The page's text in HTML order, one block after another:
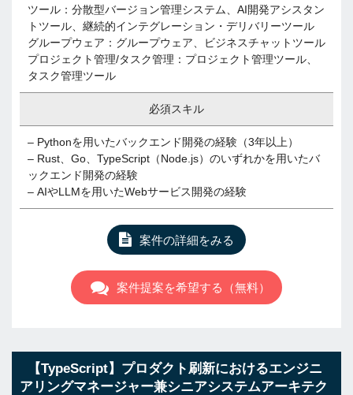
ツール：分散型バージョン管理システム、AI開発アシスタン
トツール、継続的インテグレーション・デリバリーツール
グループウェア：グループウェア、ビジネスチャットツール
プロジェクト管理/タスク管理：プロジェクト管理ツール、
タスク管理ツール
必須スキル
– Pythonを用いたバックエンド開発の経験（3年以上）
– Rust、Go、TypeScript（Node.js）のいずれかを用いたバ
ックエンド開発の経験
– AIやLLMを用いたWebサービス開発の経験
案件の詳細をみる
案件提案を希望する（無料）
【TypeScript】プロダクト刷新におけるエンジニ
アリングマネージャー兼シニアシステムアーキテク